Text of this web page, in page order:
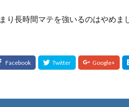
り長時間マテを強いるのはやめま